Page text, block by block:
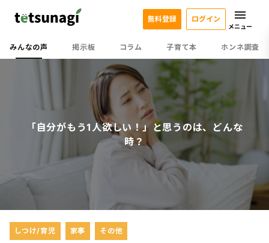
みんなの声 掲示板 コラム 子育て本 ホンネ調査
無料登録 ログイン
メニュー
「自分がもう1人欲しい！」と思うのは、どんな
時？
しつけ/育児 家事 その他